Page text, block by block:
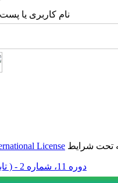
نام کاربری یا
تحت شرایط License
دوره 11، شماره 2 - ( تابستان 1401 )